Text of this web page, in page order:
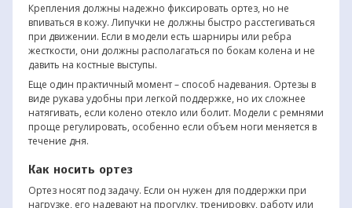
Крепления должны надежно фиксировать ортез, но не
впиваться в кожу. Липучки не должны быстро расстегиваться
при движении. Если в модели есть шарниры или ребра
жесткости, они должны располагаться по бокам колена и не
давить на костные выступы.
Еще один практичный момент – способ надевания. Ортезы в
виде рукава удобны при легкой поддержке, но их сложнее
натягивать, если колено отекло или болит. Модели с ремнями
проще регулировать, особенно если объем ноги меняется в
течение дня.
Как носить ортез
Ортез носят под задачу. Если он нужен для поддержки при
нагрузке, его надевают на прогулку, тренировку, работу или